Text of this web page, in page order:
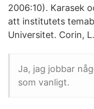
2006:10). Karasek
att institutets
Universitet. Corin,
Ja, jag jobbar
som vanligt.